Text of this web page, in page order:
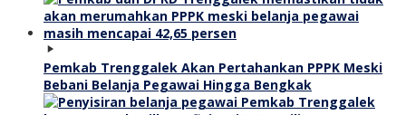
Pemkab Trenggalek Akan Pertahankan PPPK Meski
Bebani Belanja Pegawai Hingga Bengkak